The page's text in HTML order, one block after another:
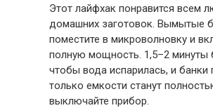
Этот лайфхак понравится всем
домашних заготовок. Вымытые
поместите в микроволновку и
полную мощность. 1,5–2 минуты
чтобы вода испарилась, и банки
только емкости станут
выключайте прибор.